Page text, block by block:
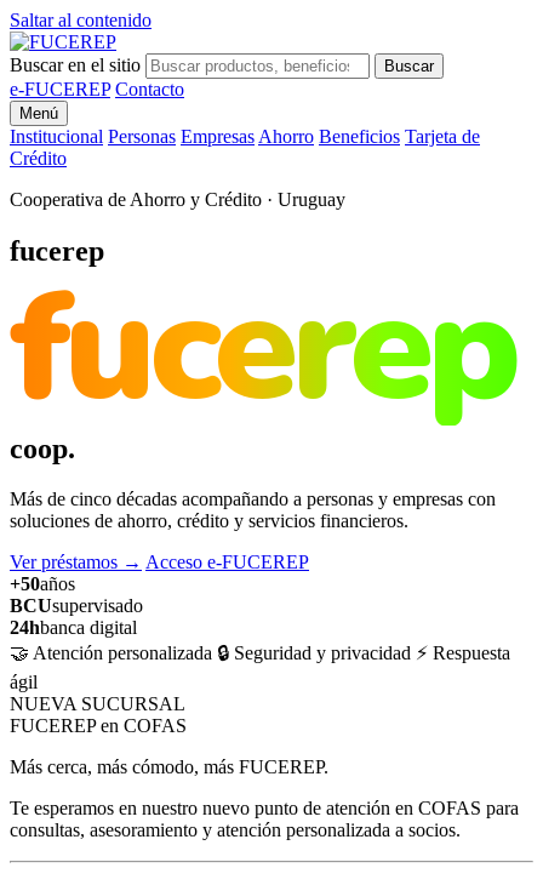
Saltar al contenido
Buscar en el sitio Buscar
e-FUCEREP Contacto
Menú
Institucional Personas Empresas Ahorro Beneficios Tarjeta de
Crédito
Cooperativa de Ahorro y Crédito · Uruguay
fucerep
fucerep
coop.
Más de cinco décadas acompañando a personas y empresas con
soluciones de ahorro, crédito y servicios financieros.
Ver préstamos → Acceso e-FUCEREP
+50años
BCUsupervisado
24hbanca digital
🤝 Atención personalizada 🔒 Seguridad y privacidad ⚡ Respuesta
ágil
NUEVA SUCURSAL
FUCEREP en COFAS
Más cerca, más cómodo, más FUCEREP.
Te esperamos en nuestro nuevo punto de atención en COFAS para
consultas, asesoramiento y atención personalizada a socios.